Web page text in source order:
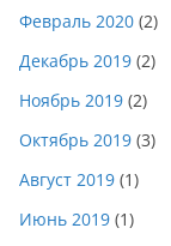
Февраль 2020 (2)
Декабрь 2019 (2)
Ноябрь 2019 (2)
Октябрь 2019 (3)
Август 2019 (1)
Июнь 2019 (1)